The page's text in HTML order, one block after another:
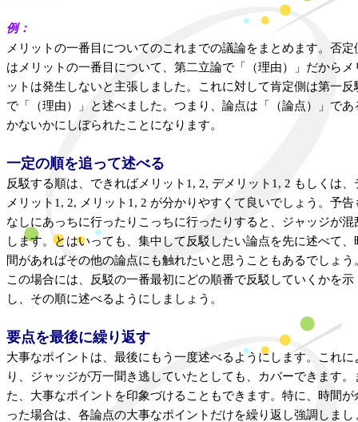
例：
メリットの一番目についてのこれまでの議論をまとめます。否定
はメリットの一番目について、第二立論で「（理由）」だからメ
ットは発生しないと主張しました。これに対して肯定側は第一反
で「（理由）」と述べました。つまり、論点は「（論点）」であ
かないかにしぼられたことになります。
一定の順を追って述べる
反駁する順は、できればメリット1, 2, デメリット1, 2 もしくは、
メリット1, 2, メリット1, 2 が分かりやすくて良いでしょう。予告
なしにあっちに行ったりこっちに行ったりすると、ジャッジが混
します。とはいっても、集中して反駁したい論点を先に述べて、
間があればその他の論点にも触れたいと思うこともあるでしょう
この場合には、反駁の一番最初にどの順番で反駁していくかを示
し、その順に述べるようにしましょう。
要点を最後に繰り返す
大事なポイントは、最後にもう一度述べるようにします。これに
り、ジャッジが万一聞き逃していたとしても、カバーできます。
た、大事なポイントを印象づけることもできます。特に、時間が
った場合は、各論点の大事なポイントだけを繰り返し強調しまし